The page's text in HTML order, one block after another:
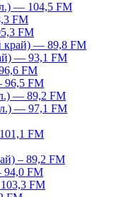
— 104,5 FM
FM
FM
край) — 89,8 FM
— 93,1 FM
FM
96,5 FM
— 89,2 FM
— 97,1 FM
FM
– 89,2 FM
94,0 FM
FM